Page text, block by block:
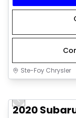
Ste-Foy Chrysler
Vidéo disponible
Previous slide
2020